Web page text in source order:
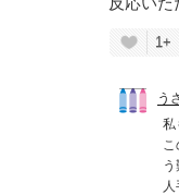
1+
う
私